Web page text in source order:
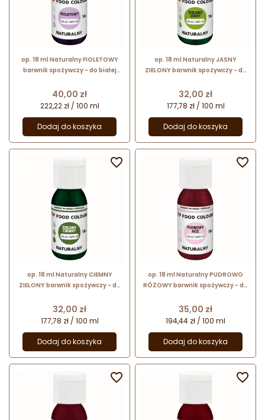
op. 18 ml Naturalny FIOLETOWY
barwnik spożywczy - do białej
- OS-LC-NAT-20 Food Colours
Cena
40,00 zł
222,22 zł / 100 ml
Dodaj do koszyka
op. 18 ml Naturalny JASNY
ZIELONY barwnik spożywczy - do
cukierniczych - OS-LC-NAT-32
Food Colours
Cena
32,00 zł
177,78 zł / 100 ml
Dodaj do koszyka
op. 18 ml Naturalny CIEMNY
ZIELONY barwnik spożywczy - do
cukierniczych - OS-LC-NAT-30
Food Colours
Cena
32,00 zł
177,78 zł / 100 ml
Dodaj do koszyka

op. 18 ml Naturalny PUDROWO
RÓŻOWY barwnik spożywczy - do
cukierniczych - OS-LC-NAT-10
Food Colours
Cena
35,00 zł
194,44 zł / 100 ml
Dodaj do koszyka

 